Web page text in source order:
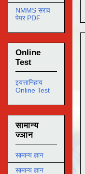
NMMS सराव
पेपर PDF
Online
Test
इयत्तानिहाय
Online Test
सामान्य
ज्ञान
सामान्य ज्ञान
सामान्य ज्ञान